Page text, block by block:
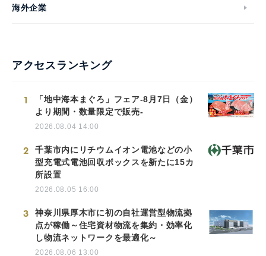
海外企業
アクセスランキング
1
「地中海本まぐろ」フェア-8月7日（金）
より期間・数量限定で販売-
2026.08.04 14:00
2
千葉市内にリチウムイオン電池などの小
型充電式電池回収ボックスを新たに15カ
所設置
2026.08.05 16:00
3
神奈川県厚木市に初の自社運営型物流拠
点が稼働～住宅資材物流を集約・効率化
し物流ネットワークを最適化～
2026.08.06 13:00